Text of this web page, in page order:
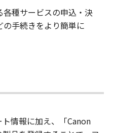
種サービスの申込・決
手続きをより簡単に
情報に加え、「Canon